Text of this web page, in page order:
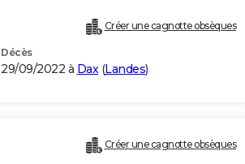
Créer une cagnotte obsèques
Décès
29/09/2022 à Dax(Landes)
Créer une cagnotte obsèques